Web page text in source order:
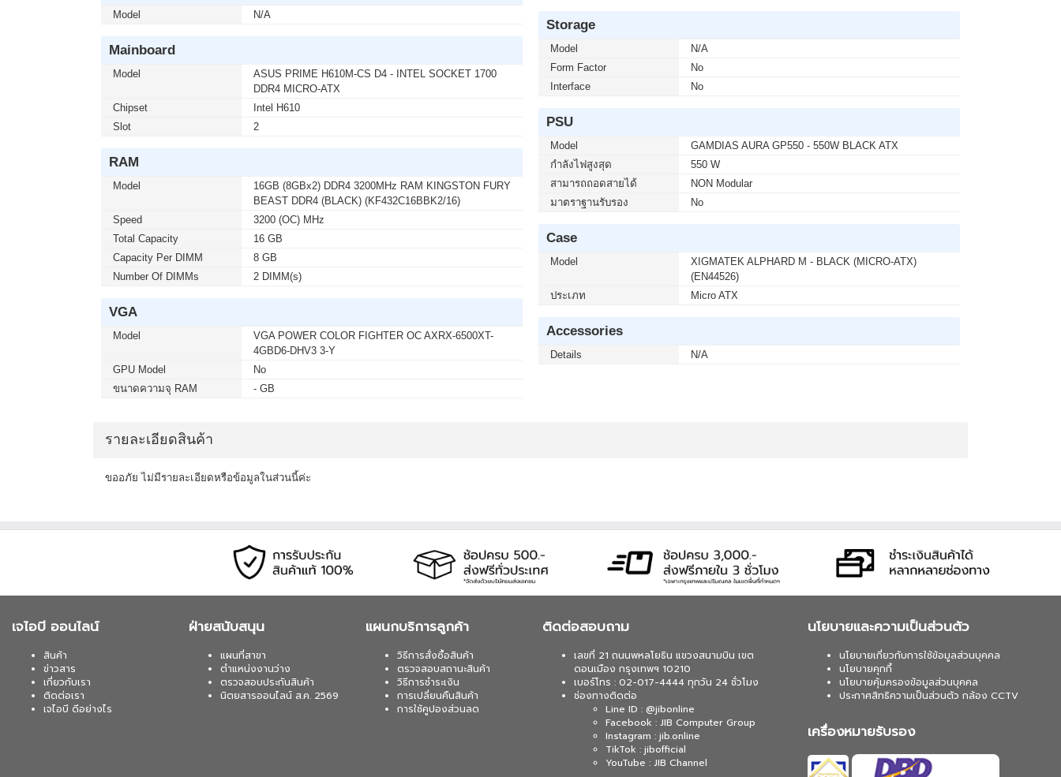
MONITOR 27 MSI IPS PRO MP273L E14 144Hz FREESYNC (1 เซ็ต ต่อ 1 จอ) สนใจโปร
เมื่อซื้อพร้อมคอมเซ็ต ลดทันที 1,050 บาท จากปกติ 3,950 บาท เหลือเพียง 2,900 บาท
MONITOR 24.5 GIGABYTE IPS GS25F2A SPEAKERS 240Hz (1 เซ็ต ต่อ 1 จอ) สนใจโปร
โมชั่นนี้ ติดต่อ 02-017-4444
เมื่อซื้อพร้อมคอมเซ็ต ลดทันที 4,000 บาท จากปกติ 9,900 บาท เหลือเพียง 5,900 บาท
MONITOR 32 SAMSUNG IPS G5 G50F LS32FG502EEXXT 2K 180Hz G-SYNC-COM (1
เซ็ต ต่อ 1 จอ) สนใจโปรโมชั่นนี้ ติดต่อ 02-017-4444
เมื่อซื้อพร้อมคอมเซ็ต ลดทันที 50 บาท จากปกติ 740 บาท เหลือเพียง 690 บาท
KEYBOARD+MOUSE LOGITECH (MK250) WIRELESS GRAPHITE (1 เซ็ต ต่อ 1 อัน)
เมื่อซื้อพร้อมคอมเซ็ต ลดทันที 400 บาท จากปกติ 4,090 บาท เหลือเพียง 3,690 บาท
MICROSOFT WINDOWS 11 HOME 64bit Eng Intl 1pk DSP OEI DVD (KW9-00632)(1 เซ็ต
เมื่อซื้อพร้อมคอมเซ็ต ลดทันที 400 บาท จากปกติ 4,790 บาท เหลือเพียง 4,390 บาท
ติดต่อ 02-017-4444
SYNDOME (ATOM-2000) 2000VA/1200WATT (1 เซ็ต ต่อ 1 อัน) สนใจโปรโมชั่นนี้ ติดต่อ 02-
เมื่อซื้อพร้อมคอมเซ็ต ลดทันที 160 บาท จากปกติ 1,690 บาท เหลือเพียง 1,530 บาท UPS
SYNDOME (ATOM-850-LED) 850VA/360WATT (1 เซ็ต ต่อ 1 อัน) สนใจโปรโมชั่นนี้ ติดต่อ
Model N/A
Mainboard
Model
ASUS PRIME H610M-CS D4 - INTEL SOCKET 1700
DDR4 MICRO-ATX
Chipset
Intel H610
Slot
2
RAM
Model
16GB (8GBx2) DDR4 3200MHz RAM KINGSTON FURY
BEAST DDR4 (BLACK) (KF432C16BBK2/16)
Speed
3200 (OC) MHz
Total Capacity
16 GB
Capacity Per DIMM
8 GB
Number Of DIMMs
2 DIMM(s)
VGA
Model
VGA POWER COLOR FIGHTER OC AXRX-6500XT-
4GBD6-DHV3 3-Y
GPU Model
No
ขนาดความจุ RAM
- GB
Storage
Model
N/A
Form Factor
No
Interface
No
PSU
Model
GAMDIAS AURA GP550 - 550W BLACK ATX
กำลังไฟสูงสุด
550 W
สามารถถอดสายได้
NON Modular
มาตราฐานรับรอง
No
Case
Model
XIGMATEK ALPHARD M - BLACK (MICRO-ATX)
(EN44526)
ประเภท
Micro ATX
Accessories
Details N/A
รายละเอียดสินค้า
ขออภัย ไม่มีรายละเอียดหรือข้อมูลในส่วนนี้ค่ะ
เจไอบี ออนไลน์
สินค้า
ข่าวสาร
เกี่ยวกับเรา
ติดต่อเรา
เจไอบี ดีอย่างไร
ฝ่ายสนับสนุน
แผนที่สาขา
ตำแหน่งงานว่าง
ตรวจสอบประกันสินค้า
นิตยสารออนไลน์ ส.ค. 2569
แผนกบริการลูกค้า
วิธีการสั่งซื้อสินค้า
ตรวจสอบสถานะสินค้า
วิธีการชำระเงิน
การเปลี่ยนคืนสินค้า
การใช้คูปองส่วนลด
ติดต่อสอบถาม
เลขที่ 21 ถนนพหลโยธิน แขวงสนามบิน เขต
ดอนเมือง กรุงเทพฯ 10210
เบอร์โทร : 02-017-4444 ทุกวัน 24 ชั่วโมง
ช่องทางติดต่อ
Line ID : @jibonline
Facebook : JIB Computer Group
Instagram : jib.online
TikTok : jibofficial
YouTube : JIB Channel
นโยบายและความเป็นส่วนตัว
นโยบายเกี่ยวกับการใช้ข้อมูลส่วนบุคคล
นโยบายคุกกี้
นโยบายคุ้มครองข้อมูลส่วนบุคคล
ประกาศสิทธิความเป็นส่วนตัว กล้อง CCTV
เครื่องหมายรับรอง